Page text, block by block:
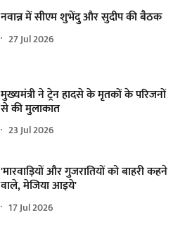
नवान्न में सीएम शुभेंदु और सुदीप की बैठक
27 Jul 2026
मुख्यमंत्री ने ट्रेन हादसे के मृतकों के परिजनों
से की मुलाकात
23 Jul 2026
'मारवाड़ियों और गुजरातियों को बाहरी कहने
वाले, मेजिया आइये'
17 Jul 2026